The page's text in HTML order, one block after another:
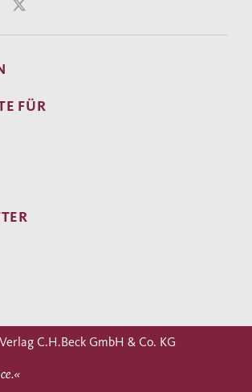
FÜR
C.H.Beck GmbH & Co. KG